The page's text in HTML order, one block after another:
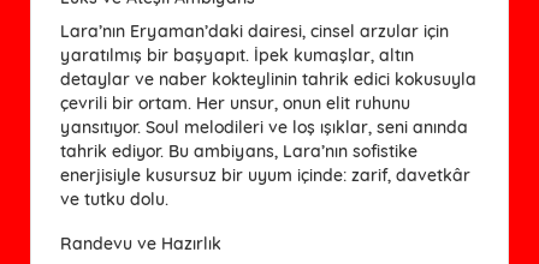
Lara’nın Eryaman’daki dairesi, cinsel arzular için
yaratılmış bir başyapıt. İpek kumaşlar, altın
detaylar ve naber kokteylinin tahrik edici kokusuyla
çevrili bir ortam. Her unsur, onun elit ruhunu
yansıtıyor. Soul melodileri ve loş ışıklar, seni anında
tahrik ediyor. Bu ambiyans, Lara’nın sofistike
enerjisiyle kusursuz bir uyum içinde: zarif, davetkâr
ve tutku dolu.
Randevu ve Hazırlık